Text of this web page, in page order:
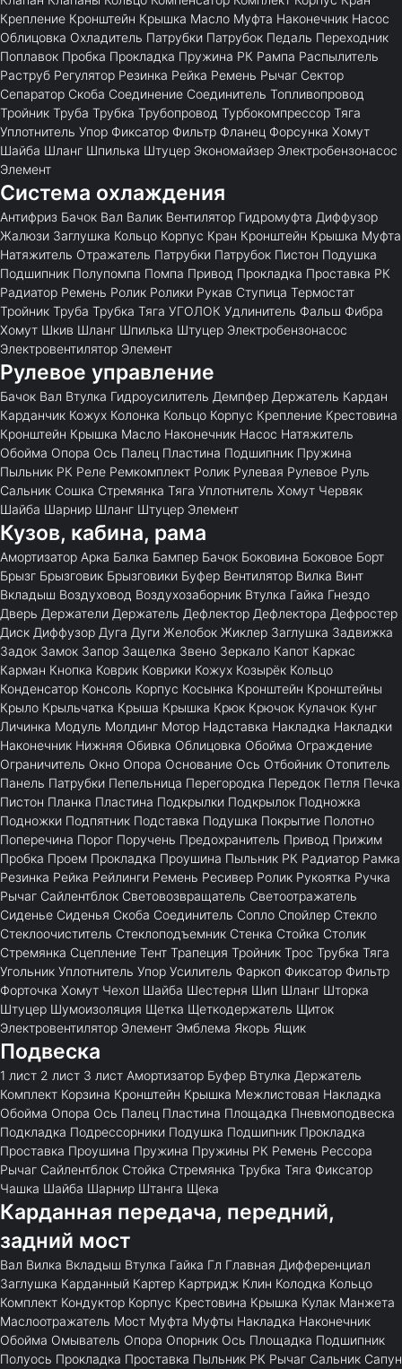
Крепление Кронштейн Крышка Масло Муфта Наконечник Насос
Облицовка Охладитель Патрубки Патрубок Педаль Переходник
Поплавок Пробка Прокладка Пружина РК Рампа Распылитель
Раструб Регулятор Резинка Рейка Ремень Рычаг Сектор
Сепаратор Скоба Соединение Соединитель Топливопровод
Тройник Труба Трубка Трубопровод Турбокомпрессор Тяга
Уплотнитель Упор Фиксатор Фильтр Фланец Форсунка Хомут
Шайба Шланг Шпилька Штуцер Экономайзер Электробензонасос
Элемент
Система охлаждения
Антифриз Бачок Вал Валик Вентилятор Гидромуфта Диффузор
Жалюзи Заглушка Кольцо Корпус Кран Кронштейн Крышка Муфта
Натяжитель Отражатель Патрубки Патрубок Пистон Подушка
Подшипник Полупомпа Помпа Привод Прокладка Проставка РК
Радиатор Ремень Ролик Ролики Рукав Ступица Термостат
Тройник Труба Трубка Тяга УГОЛОК Удлинитель Фальш Фибра
Хомут Шкив Шланг Шпилька Штуцер Электробензонасос
Электровентилятор Элемент
Рулевое управление
Бачок Вал Втулка Гидроусилитель Демпфер Держатель Кардан
Карданчик Кожух Колонка Кольцо Корпус Крепление Крестовина
Кронштейн Крышка Масло Наконечник Насос Натяжитель
Обойма Опора Ось Палец Пластина Подшипник Пружина
Пыльник РК Реле Ремкомплект Ролик Рулевая Рулевое Руль
Сальник Сошка Стремянка Тяга Уплотнитель Хомут Червяк
Шайба Шарнир Шланг Штуцер Элемент
Кузов, кабина, рама
Амортизатор Арка Балка Бампер Бачок Боковина Боковое Борт
Брызг Брызговик Брызговики Буфер Вентилятор Вилка Винт
Вкладыш Воздуховод Воздухозаборник Втулка Гайка Гнездо
Дверь Держатели Держатель Дефлектор Дефлектора Дефростер
Диск Диффузор Дуга Дуги Желобок Жиклер Заглушка Задвижка
Задок Замок Запор Защелка Звено Зеркало Капот Каркас
Карман Кнопка Коврик Коврики Кожух Козырёк Кольцо
Конденсатор Консоль Корпус Косынка Кронштейн Кронштейны
Крыло Крыльчатка Крыша Крышка Крюк Крючок Кулачок Кунг
Личинка Модуль Молдинг Мотор Надставка Накладка Накладки
Наконечник Нижняя Обивка Облицовка Обойма Ограждение
Ограничитель Окно Опора Основание Ось Отбойник Отопитель
Панель Патрубки Пепельница Перегородка Передок Петля Печка
Пистон Планка Пластина Подкрылки Подкрылок Подножка
Подножки Подпятник Подставка Подушка Покрытие Полотно
Поперечина Порог Поручень Предохранитель Привод Прижим
Пробка Проем Прокладка Проушина Пыльник РК Радиатор Рамка
Резинка Рейка Рейлинги Ремень Ресивер Ролик Рукоятка Ручка
Рычаг Сайлентблок Световозвращатель Светоотражатель
Сиденье Сиденья Скоба Соединитель Сопло Спойлер Стекло
Стеклоочиститель Стеклоподъемник Стенка Стойка Столик
Стремянка Сцепление Тент Трапеция Тройник Трос Трубка Тяга
Угольник Уплотнитель Упор Усилитель Фаркоп Фиксатор Фильтр
Форточка Хомут Чехол Шайба Шестерня Шип Шланг Шторка
Штуцер Шумоизоляция Щетка Щеткодержатель Щиток
Электровентилятор Элемент Эмблема Якорь Ящик
Подвеска
1 лист 2 лист 3 лист Амортизатор Буфер Втулка Держатель
Комплект Корзина Кронштейн Крышка Межлистовая Накладка
Обойма Опора Ось Палец Пластина Площадка Пневмоподвеска
Подкладка Подрессорники Подушка Подшипник Прокладка
Проставка Проушина Пружина Пружины РК Ремень Рессора
Рычаг Сайлентблок Стойка Стремянка Трубка Тяга Фиксатор
Чашка Шайба Шарнир Штанга Щека
Карданная передача, передний,
задний мост
Вал Вилка Вкладыш Втулка Гайка Гл Главная Дифференциал
Заглушка Карданный Картер Картридж Клин Колодка Кольцо
Комплект Кондуктор Корпус Крестовина Крышка Кулак Манжета
Маслоотражатель Мост Муфта Муфты Накладка Наконечник
Обойма Омыватель Опора Опорник Ось Площадка Подшипник
Полуось Прокладка Проставка Пыльник РК Рычаг Сальник Сапун